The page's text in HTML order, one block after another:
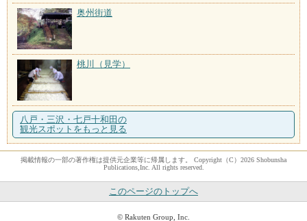
奥州街道
桃川（見学）
八戸・三沢・七戸十和田の
観光スポットをもっと見る
掲載情報の一部の著作権は提供元企業等に帰属します。 Copyright（C）2026 Shobunsha
Publications,Inc. All rights reserved.
このページのトップへ
© Rakuten Group, Inc.